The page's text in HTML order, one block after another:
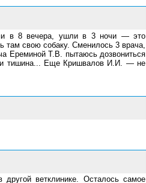
в 8 вечера, ушли в 3 ночи — это
там свою собаку. Сменилось 3 врача,
Ереминой Т.В. пытаюсь дозвониться
и тишина... Еще Кришвалов И.И. — не
ветклинике. Осталось самое